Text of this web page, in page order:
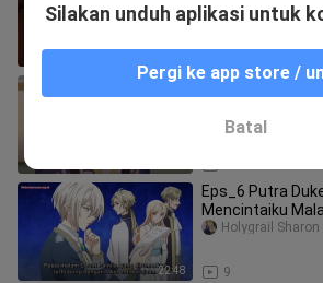
hid0ristream7
Eps_6 kisah
keluarga malah
Göttingen
22:48
Eps_6 Putra
Mencintaiku
9
Holygrail Sharon
Silakan unduh aplikasi untuk
Pergi ke app store /
Batal